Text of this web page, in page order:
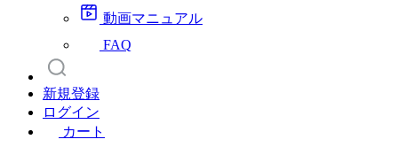
動画マニュアル
FAQ
新規登録
ログイン
カート